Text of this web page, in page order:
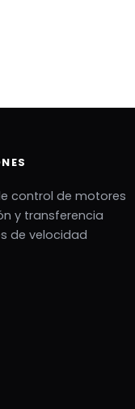
control de motores
y transferencia
de velocidad